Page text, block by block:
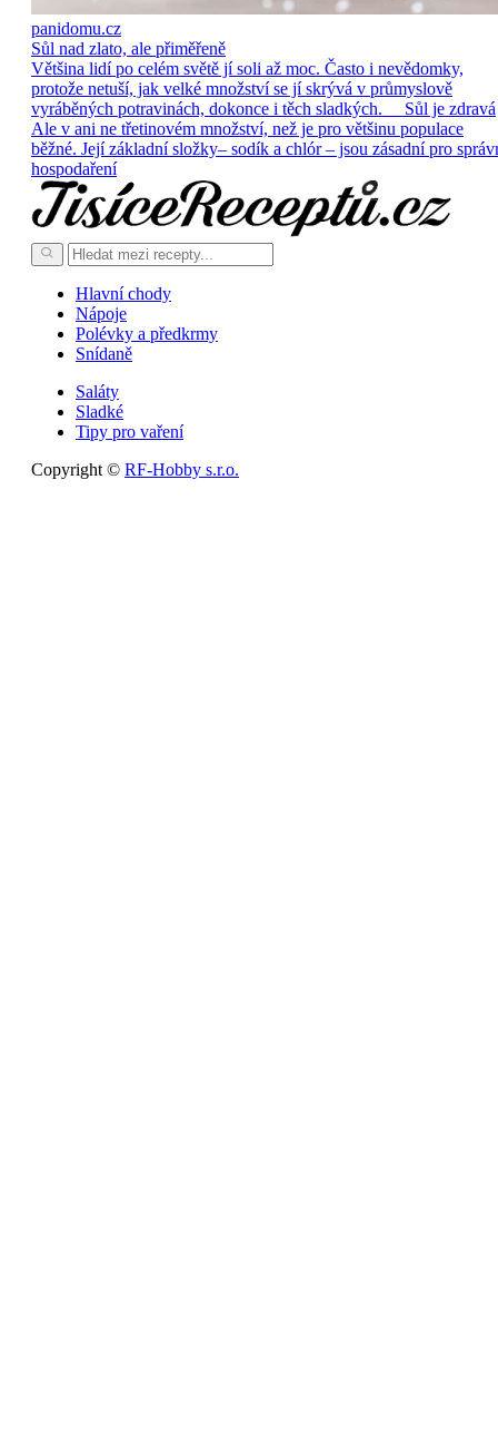
panidomu.cz
Sůl nad zlato, ale přiměřeně
Většina lidí po celém světě jí soli až moc. Často i nevědomky,
protože netuší, jak velké množství se jí skrývá v průmyslově
vyráběných potravinách, dokonce i těch sladkých. Sůl je zdravá
Ale v ani ne třetinovém množství, než je pro většinu populace
běžné. Její základní složky– sodík a chlór – jsou zásadní pro
hospodaření
Hlavní chody
Nápoje
Polévky a předkrmy
Snídaně
Saláty
Sladké
Tipy pro vaření
Copyright © RF-Hobby s.r.o.